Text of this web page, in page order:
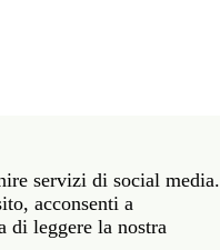
7220
servizi di social media.
acconsenti a
di leggere la nostra